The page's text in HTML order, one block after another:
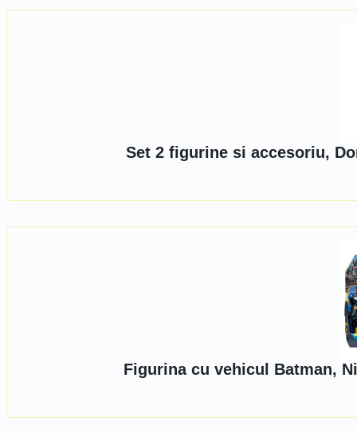
Set 2 figurine si accesoriu,
Figurina cu vehicul Batman,